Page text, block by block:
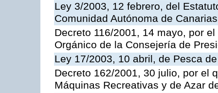
Ley 3/2003, 12 febrero, del
Comunidad Autónoma de Canarias
Decreto 116/2001, 14 mayo, por
Orgánico de la Consejería de
Ley 17/2003, 10 abril, de Pesca
Decreto 162/2001, 30 julio, por el
Máquinas Recreativas y de Azar